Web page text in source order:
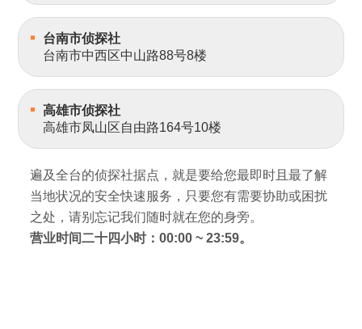
台南市侦探社
台南市中西区中山路88号8楼
高雄市侦探社
高雄市凤山区自由路164号10楼
遍及全台的侦探社据点，就是要给您最即时且最了解
当地状况的安全快速服务，只要您有需要协助或困扰
之处，请别忘记我们随时就在您的身旁。
营业时间二十四小时：00:00 ~ 23:59。